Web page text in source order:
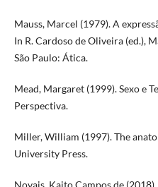
Mauss, Marcel (1979). A
In R. Cardoso de Oliveira (ed.),
São Paulo: Ática.
Mead, Margaret (1999). Sexo e
Perspectiva.
Miller, William (1997). The
University Press.